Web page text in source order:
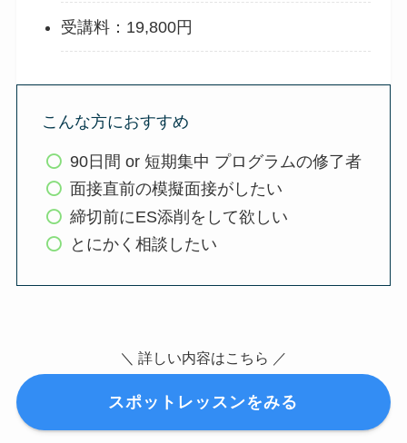
受講料：19,800円
こんな方におすすめ
90日間 or 短期集中 プログラムの修了者
面接直前の模擬面接がしたい
締切前にES添削をして欲しい
とにかく相談したい
＼ 詳しい内容はこちら ／
スポットレッスンをみる